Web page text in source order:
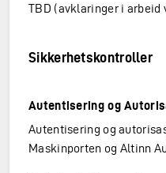
TBD (avklaringer i arbeid
Sikkerhetskontroller
Autentisering og
Autentisering og
Maskinporten og Altinn